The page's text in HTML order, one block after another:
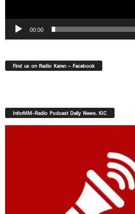
00:00
Find us on Radio Karen – Facebook
InforMM-Radio Podcast Daily News. KIC